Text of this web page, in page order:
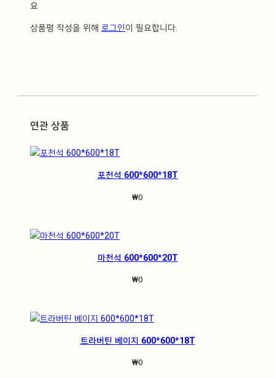
요
상품평 작성을 위해 로그인이 필요합니다.
연관 상품
포천석 600*600*18T
₩0
마천석 600*600*20T
₩0
트라버틴 베이지 600*600*18T
₩0